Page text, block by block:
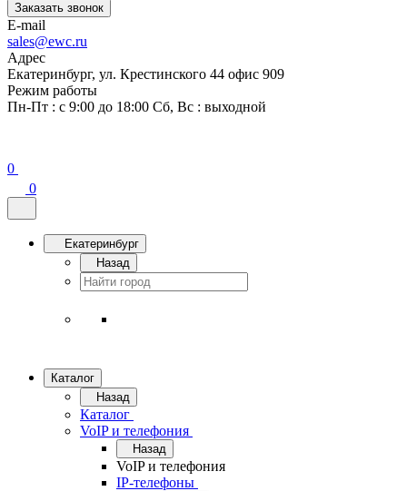
Заказать звонок
E-mail
sales@ewc.ru
Адрес
Екатеринбург, ул. Крестинского 44 офис 909
Режим работы
Пн-Пт : с 9:00 до 18:00 Сб, Вс : выходной
0
0
Екатеринбург
Назад
Каталог
Назад
Каталог
VoIP и телефония
Назад
VoIP и телефония
IP-телефоны